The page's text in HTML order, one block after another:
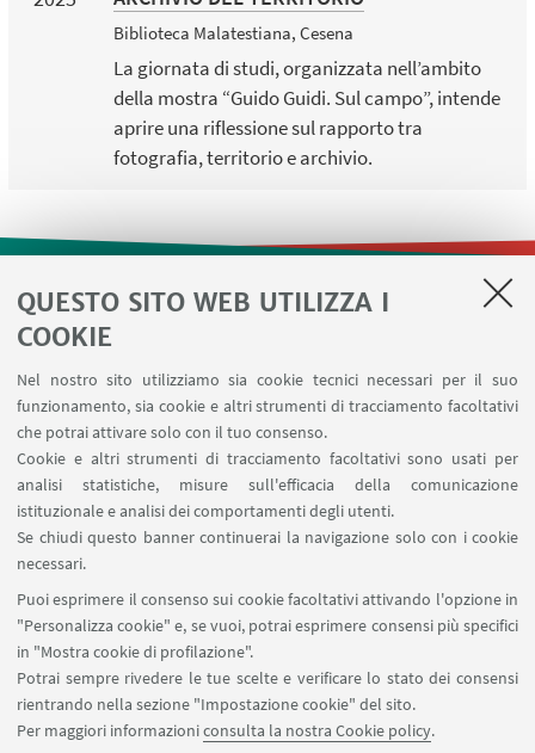
QUESTO SITO WEB UTILIZZA I
COOKIE
Nel nostro sito utilizziamo sia cookie tecnici necessari per il suo
funzionamento, sia cookie e altri strumenti di tracciamento facoltativi
che potrai attivare solo con il tuo consenso.
Cookie e altri strumenti di tracciamento facoltativi sono usati per
analisi statistiche, misure sull'efficacia della comunicazione
istituzionale e analisi dei comportamenti degli utenti.
Se chiudi questo banner continuerai la navigazione solo con i cookie
necessari.
Puoi esprimere il consenso sui cookie facoltativi attivando l'opzione in
"Personalizza cookie" e, se vuoi, potrai esprimere consensi più specifici
in "Mostra cookie di profilazione".
Potrai sempre rivedere le tue scelte e verificare lo stato dei consensi
rientrando nella sezione "Impostazione cookie" del sito.
Per maggiori informazioniconsulta la nostra Cookie policy.
Biblioteca Malatestiana, Cesena
La giornata di studi, organizzata nell’ambito
della mostra “Guido Guidi. Sul campo”, intende
aprire una riflessione sul rapporto tra
fotografia, territorio e archivio.
LINK UTILI
Area riservata
Prenotazione risorse
SEGUI IL DIPARTIMENTO SU:
SEGUI UNIBO SU:
APP: